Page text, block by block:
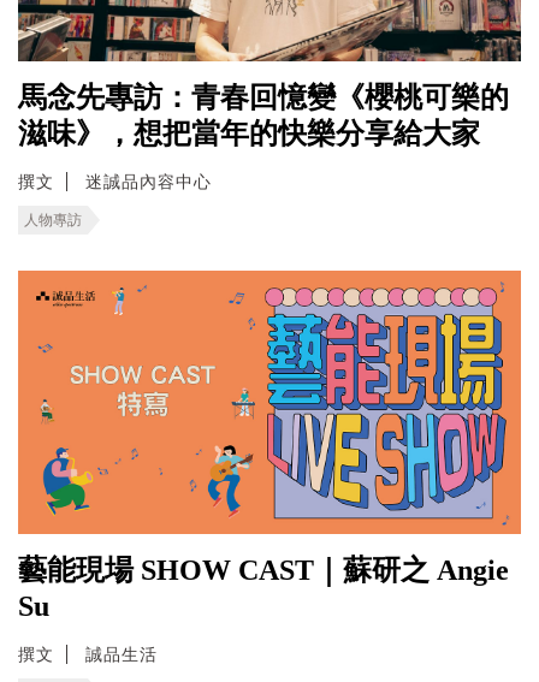
馬念先專訪：青春回憶變《櫻桃可樂的
滋味》，想把當年的快樂分享給大家
撰文 迷誠品內容中心
人物專訪
藝能現場 SHOW CAST｜蘇研之 Angie
Su
撰文 誠品生活